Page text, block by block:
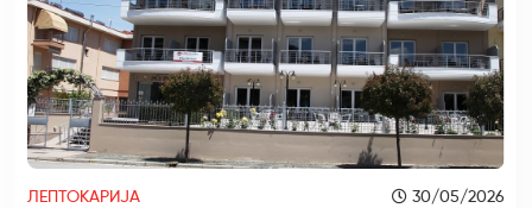
ЛЕПТОКАРИЈА 30/05/2026